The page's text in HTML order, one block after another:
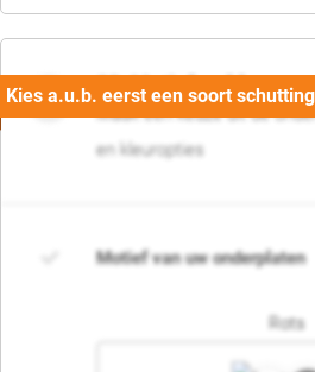
02. Motief en kleur
Maak een keuze uit de
en kleuropties
Motief van uw onderplaten
Rots